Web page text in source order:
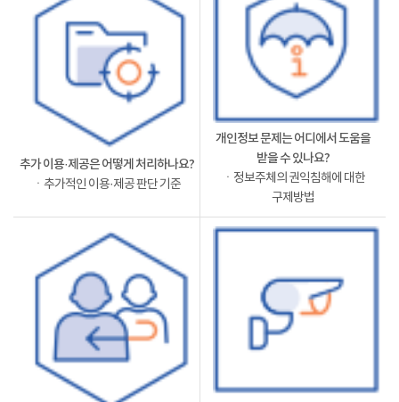
추가 이용·제공은 어떻게 처리하나요?
ㆍ추가적인 이용·제공 판단 기준
개인정보 문제는 어디에서 도움을
받을 수 있나요?
ㆍ정보주체의 권익침해에 대한
구제방법